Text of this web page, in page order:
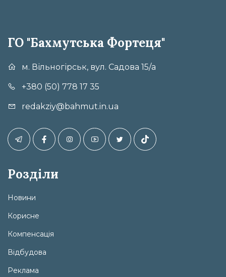
ГО "Бахмутська Фортеця"
м. Вільногірськ, вул. Садова 15/а
+380 (50) 778 17 35
redakziy@bahmut.in.ua
Розділи
Новини
Корисне
Компенсація
Відбудова
Реклама